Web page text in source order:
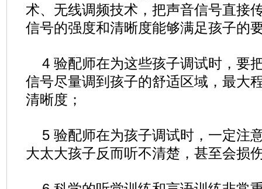
术、无线调频技术，把声音信号直接
信号的强度和清晰度能够满足孩子的
4 验配师在为这些孩子调试时，要
信号尽量调到孩子的舒适区域，最大
清晰度；
5 验配师在为孩子调试时，一定注
大太大孩子反而听不清楚，甚至会损